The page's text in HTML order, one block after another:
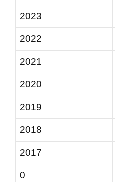
2023
2022
2021
2020
2019
2018
2017
0